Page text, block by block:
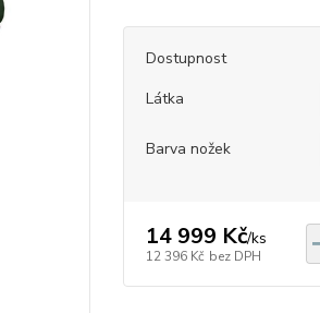
Dostupnost
Látka
Barva nožek
14 999 Kč/ks
12 396 Kč bez DPH